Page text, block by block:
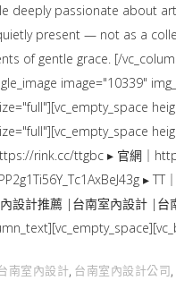
deeply passionate about
present — not as a
of gentle grace. [/
image="10339"
rink.cc/ttgbc ▸ 官網｜
▸
設計推薦 |台南室內設計 |
南室內設計, 台南室內設計公司,